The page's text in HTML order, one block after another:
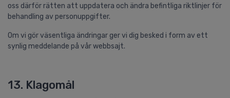
oss därför rätten att uppdatera och ändra befintliga riktlinjer för
behandling av personuppgifter.
Om vi gör väsentliga ändringar ger vi dig besked i form av ett
synlig meddelande på vår webbsajt.
13. Klagomål